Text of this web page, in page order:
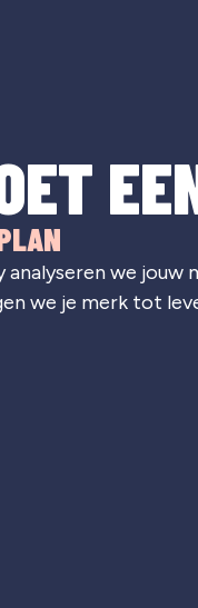
analyseren we jouw
we je merk tot